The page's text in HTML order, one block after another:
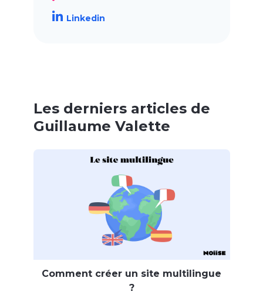
Linkedin
Les derniers articles de
Guillaume Valette
Comment créer un site multilingue
?